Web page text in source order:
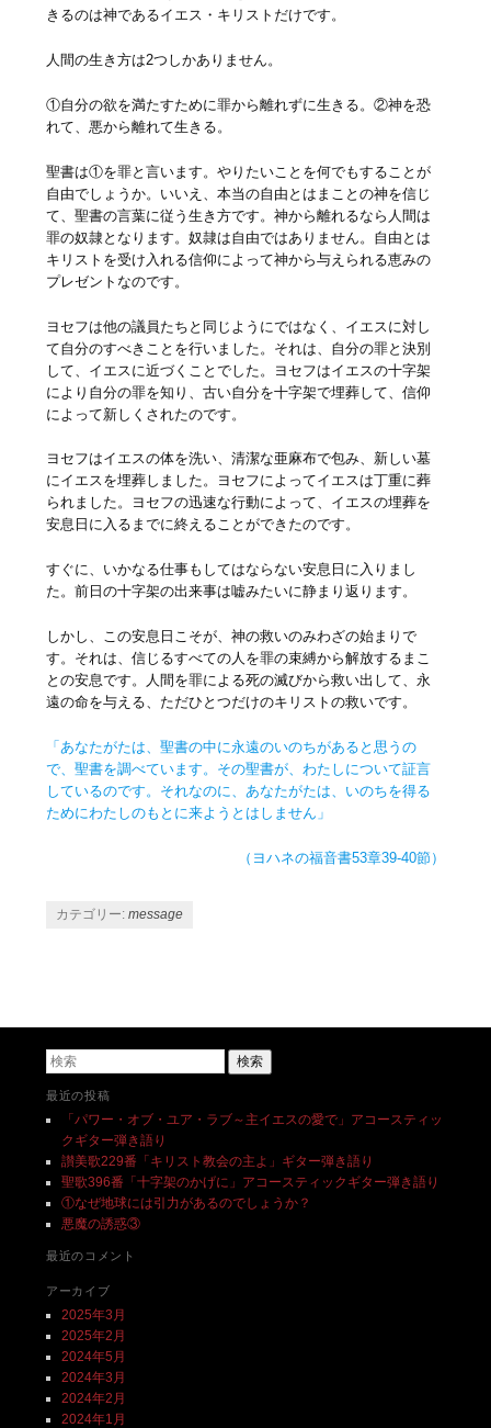
きるのは神であるイエス・キリストだけです。
人間の生き方は2つしかありません。
①自分の欲を満たすために罪から離れずに生きる。②神を恐
れて、悪から離れて生きる。
聖書は①を罪と言います。やりたいことを何でもすることが
自由でしょうか。いいえ、本当の自由とはまことの神を信じ
て、聖書の言葉に従う生き方です。神から離れるなら人間は
罪の奴隷となります。奴隷は自由ではありません。自由とは
キリストを受け入れる信仰によって神から与えられる恵みの
プレゼントなのです。
ヨセフは他の議員たちと同じようにではなく、イエスに対し
て自分のすべきことを行いました。それは、自分の罪と決別
して、イエスに近づくことでした。ヨセフはイエスの十字架
により自分の罪を知り、古い自分を十字架で埋葬して、信仰
によって新しくされたのです。
ヨセフはイエスの体を洗い、清潔な亜麻布で包み、新しい墓
にイエスを埋葬しました。ヨセフによってイエスは丁重に葬
られました。ヨセフの迅速な行動によって、イエスの埋葬を
安息日に入るまでに終えることができたのです。
すぐに、いかなる仕事もしてはならない安息日に入りまし
た。前日の十字架の出来事は嘘みたいに静まり返ります。
しかし、この安息日こそが、神の救いのみわざの始まりで
す。それは、信じるすべての人を罪の束縛から解放するまこ
との安息です。人間を罪による死の滅びから救い出して、永
遠の命を与える、ただひとつだけのキリストの救いです。
「あなたがたは、聖書の中に永遠のいのちがあると思うの
で、聖書を調べています。その聖書が、わたしについて証言
しているのです。それなのに、あなたがたは、いのちを得る
ためにわたしのもとに来ようとはしません」
（ヨハネの福音書53章39-40節）
カテゴリー:message
検索
最近の投稿
「パワー・オブ・ユア・ラブ～主イエスの愛で」アコースティッ
クギター弾き語り
讃美歌229番「キリスト教会の主よ」ギター弾き語り
聖歌396番「十字架のかげに」アコースティックギター弾き語り
①なぜ地球には引力があるのでしょうか？
悪魔の誘惑③
最近のコメント
アーカイブ
2025年3月
2025年2月
2024年5月
2024年3月
2024年2月
2024年1月